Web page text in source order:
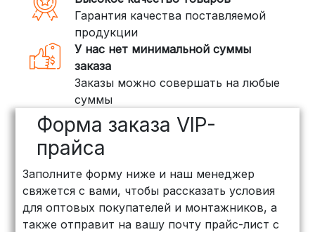
Гарантия качества поставляемой
продукции
У нас нет минимальной суммы
заказа
Заказы можно совершать на любые
суммы
Форма заказа VIP-
прайса
Заполните форму ниже и наш менеджер
свяжется с вами, чтобы рассказать условия
для оптовых покупателей и монтажников, а
также отправит на вашу почту прайс-лист с